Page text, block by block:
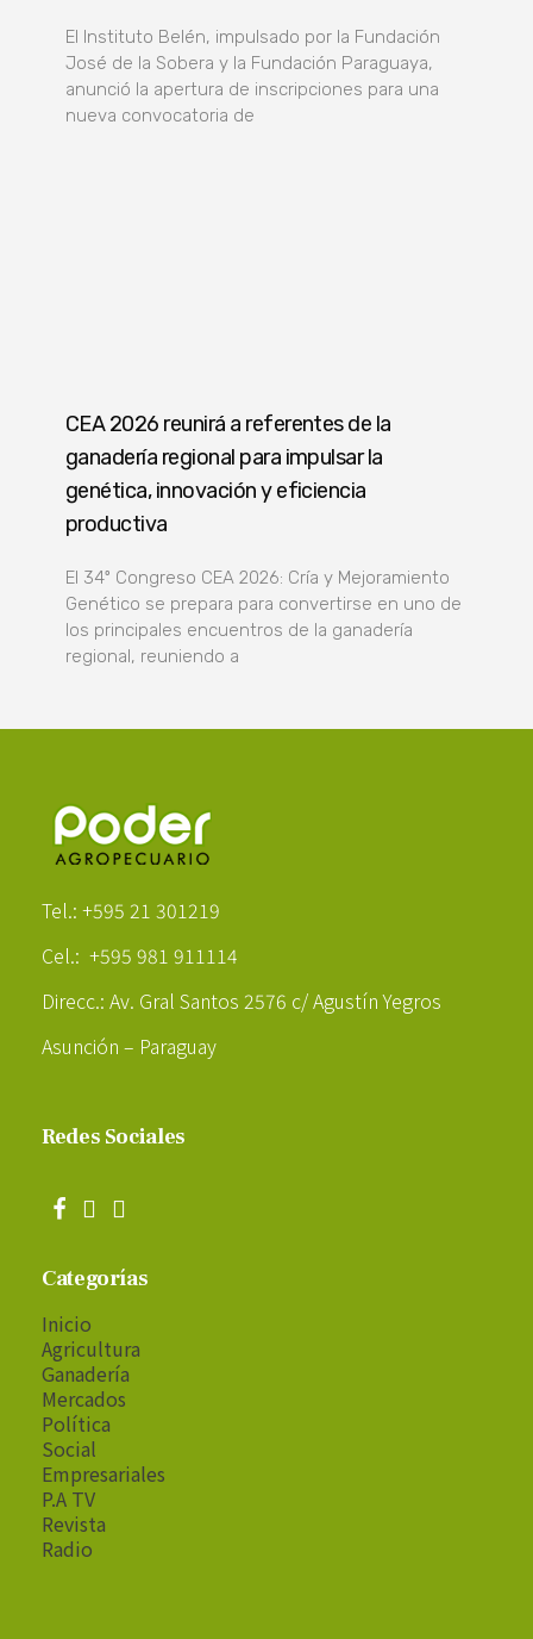
El Instituto Belén, impulsado por la Fundación
José de la Sobera y la Fundación Paraguaya,
anunció la apertura de inscripciones para una
nueva convocatoria de
CEA 2026 reunirá a referentes de la
ganadería regional para impulsar la
genética, innovación y eficiencia
productiva
El 34º Congreso CEA 2026: Cría y Mejoramiento
Genético se prepara para convertirse en uno de
los principales encuentros de la ganadería
regional, reuniendo a
Tel.: +595 21 301219
Cel.: +595 981 911114
Direcc.: Av. Gral Santos 2576 c/ Agustín Yegros
Asunción – Paraguay
Redes Sociales
Categorías
Inicio
Agricultura
Ganadería
Mercados
Política
Social
Empresariales
P.A TV
Revista
Radio